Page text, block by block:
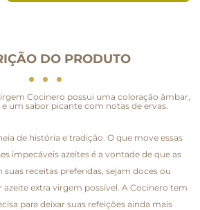
DO PRODUTO
Cocinero possui uma coloração âmbar,
um sabor picante com notas de ervas.
de história e tradição. O que move essas
impecáveis azeites é a vontade de que as
suas receitas preferidas, sejam doces ou
extra virgem possível. A Cocinero tem
para deixar suas refeições ainda mais